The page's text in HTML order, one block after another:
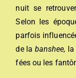
nuit se
Selon les
parfois
de labanshee,
fées ou les